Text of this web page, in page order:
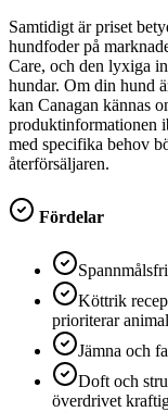
Samtidigt är priset
hundfoder på
Care, och den lyxiga
hundar. Om din hund
kan Canagan kännas
produktinformationen
med specifika behov
återförsäljaren.
Fördelar
Köttrik
prioriterar
Jämna och
Doft och
överdrivet